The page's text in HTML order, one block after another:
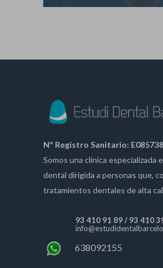
Nº Registro Sanitario:
Somos una clínica especializada
dental dirigida a personas que,
tratamientos dentales de alta
93 410 91 89/ 93 410
638092155